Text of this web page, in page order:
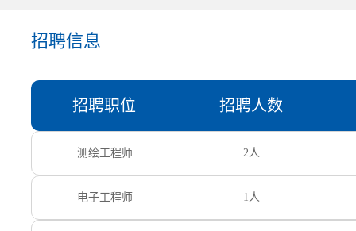
招聘信息
招聘职位 招聘人数
测绘工程师 2人
电子工程师 1人